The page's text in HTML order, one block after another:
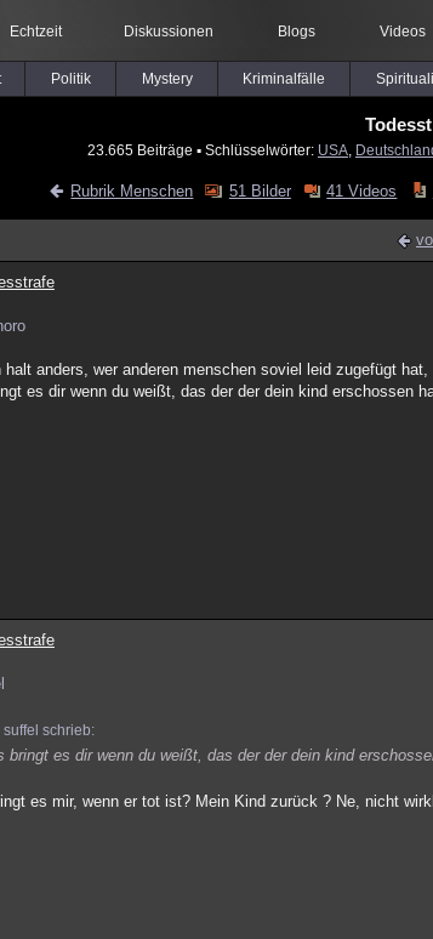
Echtzeit Diskussionen Blogs Videos
Politik Mystery Kriminalfälle
23.665 Beiträge ▪ Schlüsselwörter: USA
Rubrik Menschen 51 Bilder 41 Videos
halt anders, wer anderen menschen soviel leid zugefügt
es dir wenn du weißt, das der der dein kind erschossen
suffel schrieb:
bringt es dir wenn du weißt, das der der dein kind
es mir, wenn er tot ist? Mein Kind zurück ? Ne, nicht